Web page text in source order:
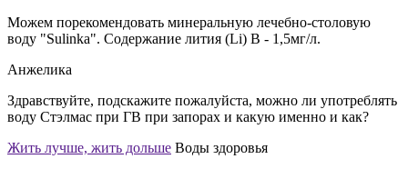
Можем порекомендовать минеральную лечебно-столовую
воду "Sulinka". Содержание лития (Li) В - 1,5мг/л.
Анжелика
Здравствуйте, подскажите пожалуйста, можно ли употреблять
воду Стэлмас при ГВ при запорах и какую именно и как?
Жить лучше, жить дольше Воды здоровья